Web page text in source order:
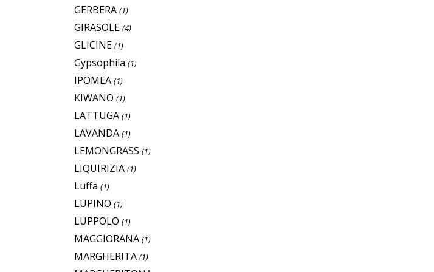
GERBERA (1)
GIRASOLE (4)
GLICINE (1)
Gypsophila (1)
IPOMEA (1)
KIWANO (1)
LATTUGA (1)
LAVANDA (1)
LEMONGRASS (1)
LIQUIRIZIA (1)
Luffa (1)
LUPINO (1)
LUPPOLO (1)
MAGGIORANA (1)
MARGHERITA (1)